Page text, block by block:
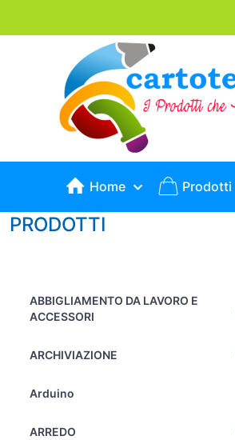
Home Prodotti
PRODOTTI
ABBIGLIAMENTO DA LAVORO E
ACCESSORI
ARCHIVIAZIONE
Arduino
ARREDO